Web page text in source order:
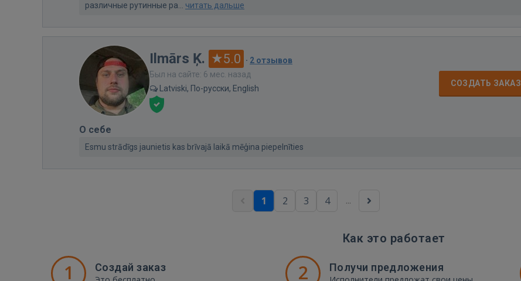
различные рутинные ра... читать дальше
Ilmārs Ķ. 5.0 · 2 отзывов
Был на сайте: 6 мес. назад
Latviski, По-русски, English
СОЗДАТЬ ЗАКАЗ
О себе
Esmu strādīgs jaunietis kas brīvajā laikā mēģina piepelnīties
1 2 3 4 ...
Как это работает
1 Создай заказ 2 Получи предложения